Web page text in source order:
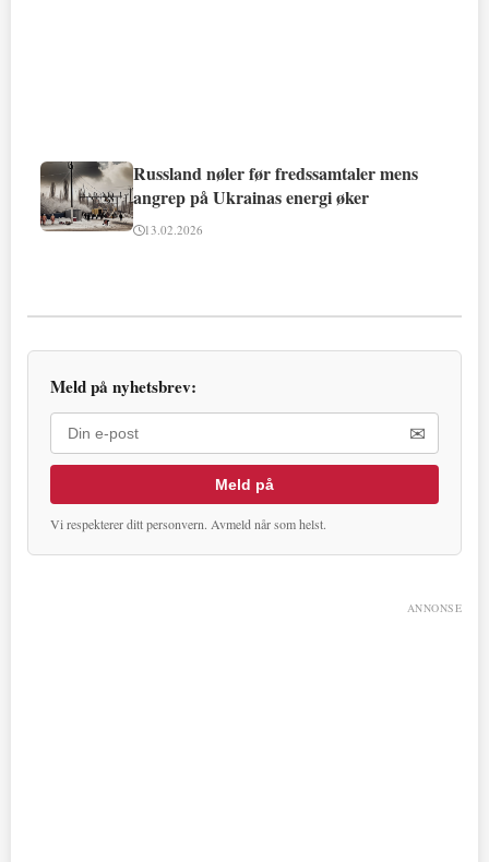
Russland nøler før fredssamtaler mens
angrep på Ukrainas energi øker
13.02.2026
Meld på nyhetsbrev:
✉
Meld på
Vi respekterer ditt personvern. Avmeld når som helst.
ANNONSE